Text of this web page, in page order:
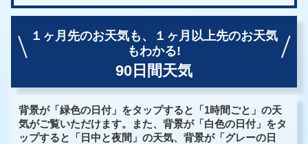
１ヶ月先のお天気も、
１ヶ月以上先のお天気
もわかる!
90日間天気
背景が「緑色の日付」をタップすると「1時間ごと」の天
気がご覧いただけます。また、背景が「白色の日付」をタ
ップすると「日中と夜間」の天気、背景が「グレーの日